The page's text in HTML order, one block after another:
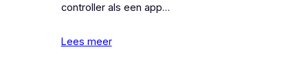
controller als een app…
Lees meer